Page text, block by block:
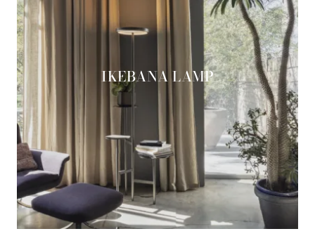
IKEBANA LAMP